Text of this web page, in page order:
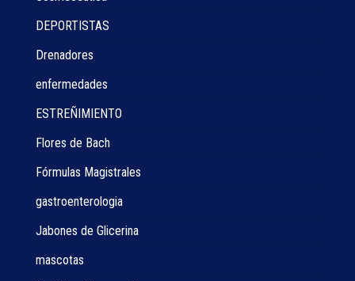
DEPORTISTAS
Drenadores
enfermedades
ESTREÑIMIENTO
Flores de Bach
Fórmulas Magistrales
gastroenterologia
Jabones de Glicerina
mascotas